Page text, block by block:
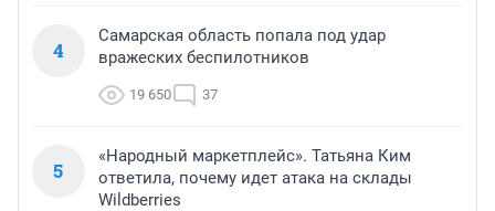
4
Самарская область попала под удар
вражеских беспилотников
19 650 37
5
«Народный маркетплейс». Татьяна Ким
ответила, почему идет атака на склады
Wildberries